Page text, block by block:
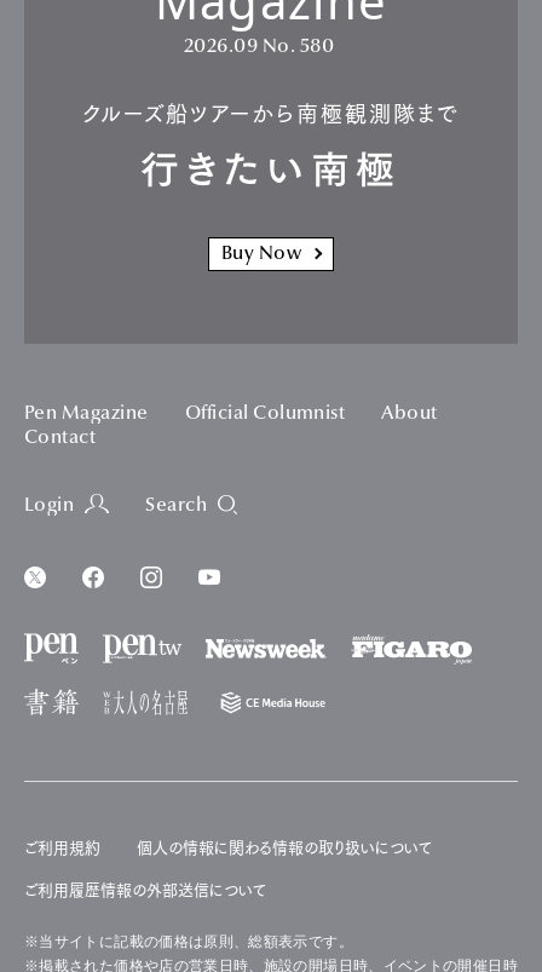
2026.09 No. 580
クルーズ船ツアーから南極観測隊まで
行きたい南極
Buy Now
Pen Magazine Official Columnist
About
Contact
Login Search
ご利用規約 個人の情報に関わる情報の取り扱いについて
ご利用履歴情報の外部送信について
※当サイトに記載の価格は原則、総額表示です。
※掲載された価格や店の営業日時、施設の開場日時、イベントの開催日時